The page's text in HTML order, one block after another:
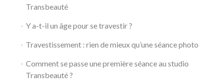
Transbeauté
Y a-t-il un âge pour se travestir ?
Travestissement : rien de mieux qu’une séance photo
Comment se passe une première séance au studio
Transbeauté ?